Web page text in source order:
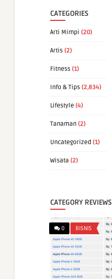
CATEGORIES
Arti Mimpi (20)
Artis (2)
Fitness (1)
Info & Tips (2,834)
Lifestyle (4)
Tanaman (2)
Uncategorized (1)
Wisata (2)
CATEGORY REVIEWS
0 BISNIS